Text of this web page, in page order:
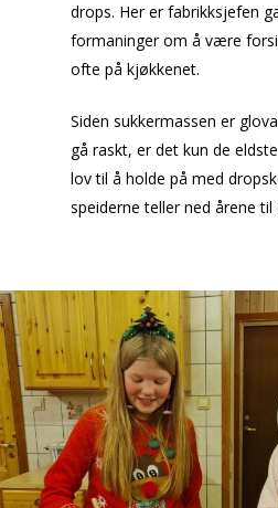
drops. Her er fabrikksjefen
formaninger om å være
ofte på kjøkkenet.
Siden sukkermassen er
gå raskt, er det kun de
lov til å holde på med
speiderne teller ned årene